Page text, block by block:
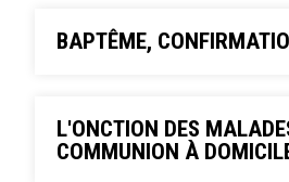
BAPTÊME,
L'ONCTION DES
COMMUNION À